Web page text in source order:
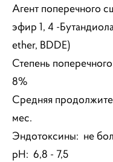
Агент поперечного
эфир 1, 4 -
ether, BDDE)
Степень
8%
Средняя
мес.
Эндотоксины: не
рН: 6,8 - 7,5